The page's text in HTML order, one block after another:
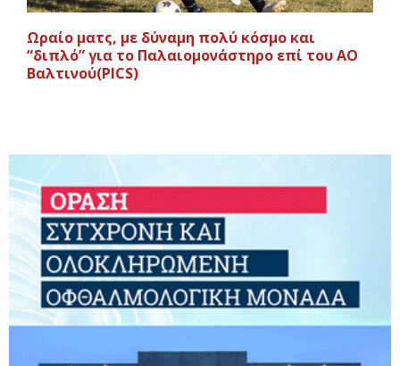
Ωραίο ματς, με δύναμη πολύ κόσμο και
“διπλό” για το Παλαιομονάστηρο επί του ΑΟ
Βαλτινού(PICS)